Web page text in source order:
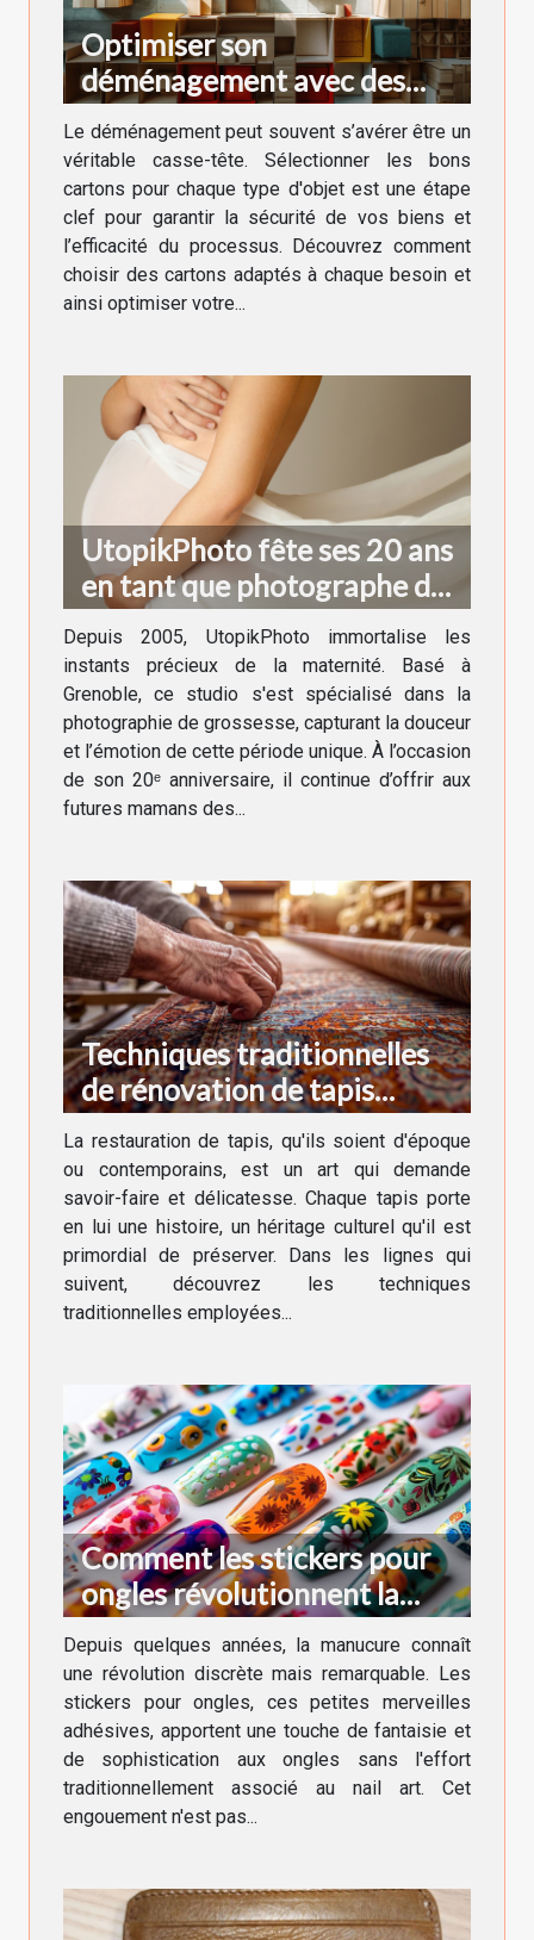
Optimiser son
déménagement avec des
cartons adaptés à chaque
besoin
Le déménagement peut souvent s’avérer être un
véritable casse-tête. Sélectionner les bons
cartons pour chaque type d'objet est une étape
clef pour garantir la sécurité de vos biens et
l’efficacité du processus. Découvrez comment
choisir des cartons adaptés à chaque besoin et
ainsi optimiser votre...
UtopikPhoto fête ses 20 ans
en tant que photographe de
grossesse à Grenoble !
Depuis 2005, UtopikPhoto immortalise les
instants précieux de la maternité. Basé à
Grenoble, ce studio s'est spécialisé dans la
photographie de grossesse, capturant la douceur
et l’émotion de cette période unique. À l’occasion
de son 20ᵉ anniversaire, il continue d’offrir aux
futures mamans des...
Techniques traditionnelles
de rénovation de tapis
anciens et modernes
La restauration de tapis, qu'ils soient d'époque
ou contemporains, est un art qui demande
savoir-faire et délicatesse. Chaque tapis porte
en lui une histoire, un héritage culturel qu'il est
primordial de préserver. Dans les lignes qui
suivent, découvrez les techniques
traditionnelles employées...
Comment les stickers pour
ongles révolutionnent la
manucure moderne
Depuis quelques années, la manucure connaît
une révolution discrète mais remarquable. Les
stickers pour ongles, ces petites merveilles
adhésives, apportent une touche de fantaisie et
de sophistication aux ongles sans l'effort
traditionnellement associé au nail art. Cet
engouement n'est pas...